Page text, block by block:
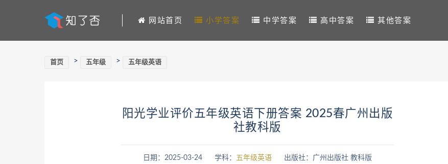
网站首页 小学答案 中学答案 高中答案 其他答案
首页 > 五年级 > 五年级英语
阳光学业评价五年级英语下册答案 2025春广州出版
社教科版
日期：2025-03-24 学科： 五年级英语 出版社：广州出版社 教科版